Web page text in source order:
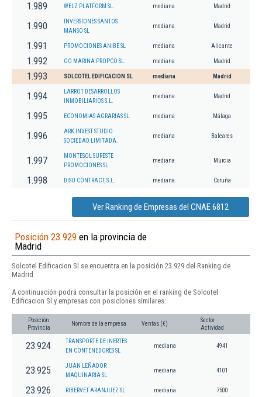
1.989 WELZ PLATFORM SL. mediana Madrid
1.990
INVERSIONES SANTOS
MANSO SL
mediana Madrid
1.991 PROMOCIONES ANIBE SL mediana Alicante
1.992 GO MARINA PROPCO SL. mediana Madrid
1.993 SOLCOTEL EDIFICACION SL mediana Madrid
1.994
LARROT DESARROLLOS
INMOBILIARIOS S.L.
mediana Madrid
1.995 ECONOMIAS AGRARIAS SL. mediana Málaga
1.996
ARK INVEST STUDIO
SOCIEDAD LIMITADA.
mediana Baleares
1.997
MONTESOL SURESTE
PROMOCIONES SL
mediana Murcia
1.998 DISU CONTRACT, S.L. mediana Coruña
Ver Ranking de Empresas del CNAE 6812
Posición 23.929 en la provincia de
Madrid
Solcotel Edificacion Sl se encuentra en la posición 23.929 del Ranking de
Madrid.
A continuación podrá consultar la posición en el ranking de Solcotel
Edificacion Sl y empresas con posiciones similares:
Posición
Provincia
Nombre de la empresa Ventas (€)
Sector
Actividad
23.924
TRANSPORTE DE INERTES
EN CONTENEDORES SL
mediana 4941
23.925
JUAN LEÑADOR
MAQUINARIA SL.
mediana 4101
23.926 RIBERVET ARANJUEZ SL mediana 7500